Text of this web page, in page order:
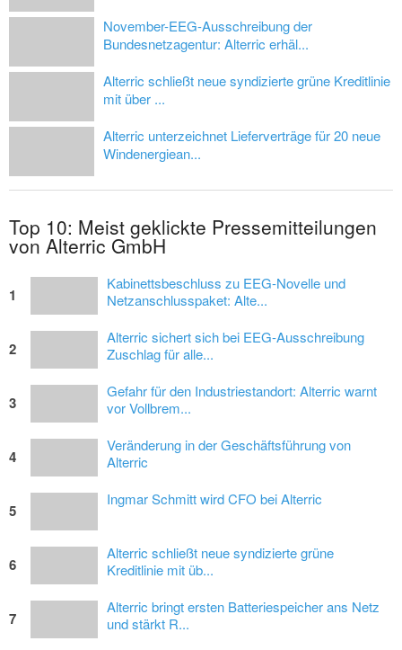
November-EEG-Ausschreibung der
Bundesnetzagentur: Alterric erhäl...
Alterric schließt neue syndizierte grüne Kreditlinie
mit über ...
Alterric unterzeichnet Lieferverträge für 20 neue
Windenergiean...
Top 10: Meist geklickte Pressemitteilungen
von Alterric GmbH
1
Kabinettsbeschluss zu EEG-Novelle und
Netzanschlusspaket: Alte...
2
Alterric sichert sich bei EEG-Ausschreibung
Zuschlag für alle...
3
Gefahr für den Industriestandort: Alterric warnt
vor Vollbrem...
4
Veränderung in der Geschäftsführung von
Alterric
5
Ingmar Schmitt wird CFO bei Alterric
6
Alterric schließt neue syndizierte grüne
Kreditlinie mit üb...
7
Alterric bringt ersten Batteriespeicher ans Netz
und stärkt R...